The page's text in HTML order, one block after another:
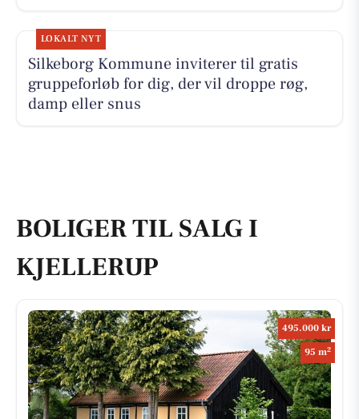
LOKALT NYT
Silkeborg Kommune inviterer til gratis
gruppeforløb for dig, der vil droppe røg,
damp eller snus
BOLIGER TIL SALG I
KJELLERUP
495.000 kr
95 m2